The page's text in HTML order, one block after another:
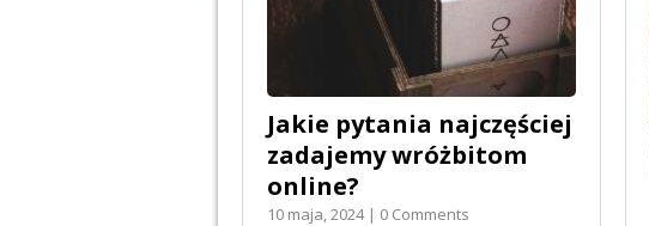
Jakie pytania najczęściej
zadajemy wróżbitom
online?
10 maja, 2024 | 0 Comments